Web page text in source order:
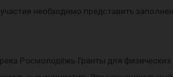
необходимо представить
Росмолодёжь.Гранты для